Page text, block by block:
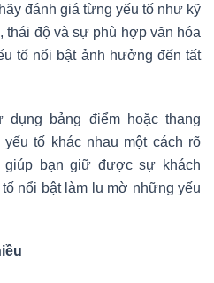
đánh giá từng yếu tố như kỹ
thái độ và sự phù hợp văn hóa
tố nổi bật ảnh hưởng đến tất
dụng bảng điểm hoặc thang
tố khác nhau một cách rõ
bạn giữ được sự khách
nổi bật làm lu mờ những yếu